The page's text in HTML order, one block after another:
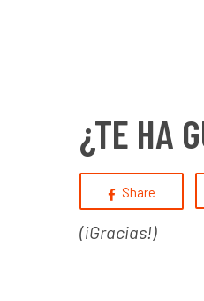
¿TE HA
Share
(¡Gracias!)